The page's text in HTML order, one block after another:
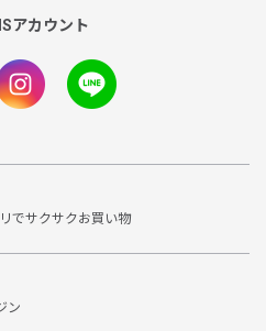
アカウント
でサクサクお買い物
ン